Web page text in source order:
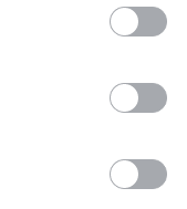
Μπαρό
Canadair